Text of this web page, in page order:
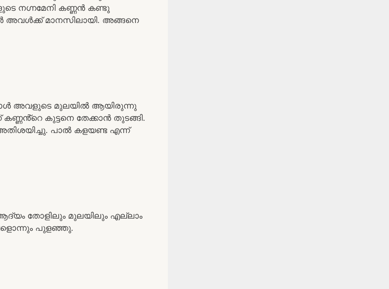
നഗ്നമേനി കണ്ണൻ കണ്ടു
മാനസിലായി. അങ്ങനെ
അവളുടെ മുലയിൽ ആയിരുന്നു
കുട്ടനെ തേക്കാൻ തുടങ്ങി.
പാൽ കളയണ്ട എന്ന്
തോളിലും മുലയിലും എല്ലാം
പുളഞ്ഞു.